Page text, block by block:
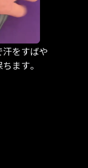
をすばや
ます。